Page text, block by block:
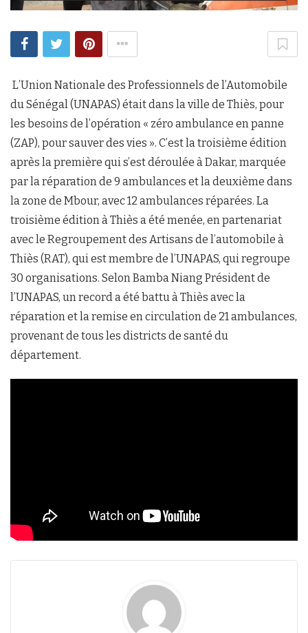
L’Union Nationale des Professionnels de l’Automobile
du Sénégal (UNAPAS) était dans la ville de Thiès, pour
les besoins de l’opération « zéro ambulance en panne
(ZAP), pour sauver des vies ». C’est la troisième édition
après la première qui s’est déroulée à Dakar, marquée
par la réparation de 9 ambulances et la deuxième dans
la zone de Mbour, avec 12 ambulances réparées. La
troisième édition à Thiès a été menée, en partenariat
avec le Regroupement des Artisans de l’automobile à
Thiès (RAT), qui est membre de l’UNAPAS, qui regroupe
30 organisations. Selon Bamba Niang Président de
l’UNAPAS, un record a été battu à Thiès avec la
réparation et la remise en circulation de 21 ambulances,
provenant de tous les districts de santé du
département.